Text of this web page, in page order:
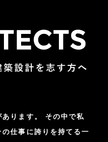
ります。 その中で私
仕事に誇りを持てる一